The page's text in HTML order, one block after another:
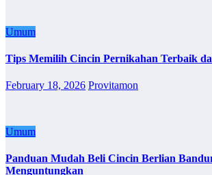
Umum
Tips Memilih Cincin Pernikahan Terbaik
February 18, 2026 Provitamon
Umum
Panduan Mudah Beli Cincin Berlian
Menguntungkan